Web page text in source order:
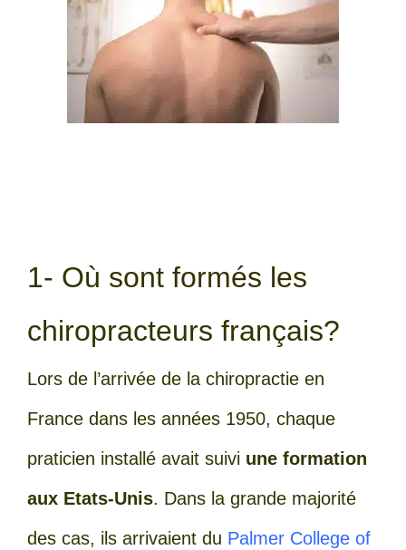
1- Où sont formés les
chiropracteurs français?
Lors de l’arrivée de la chiropractie en
France dans les années 1950, chaque
praticien installé avait suivi une formation
aux Etats-Unis. Dans la grande majorité
des cas, ils arrivaient du Palmer College of